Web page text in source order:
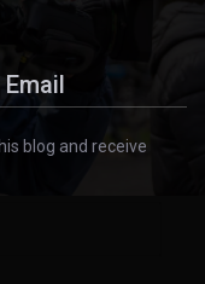
blog and receive